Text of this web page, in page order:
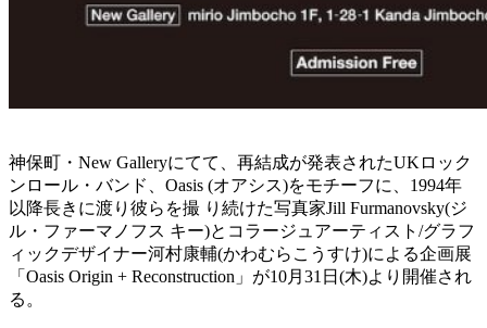
神保町・New Galleryにてて、再結成が発表されたUKロック
ンロール・バンド、Oasis (オアシス)をモチーフに、1994年
以降長きに渡り彼らを撮 り続けた写真家Jill Furmanovsky(ジ
ル・ファーマノフス キー)とコラージュアーティスト/グラフ
ィックデザイナー河村康輔(かわむらこうすけ)による企画展
「Oasis Origin + Reconstruction」が10月31日(木)より開催され
る。